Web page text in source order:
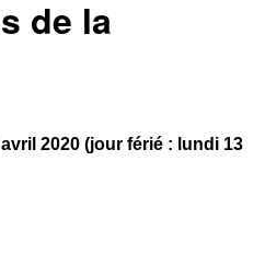
de la
2020 (jour férié : lundi 13